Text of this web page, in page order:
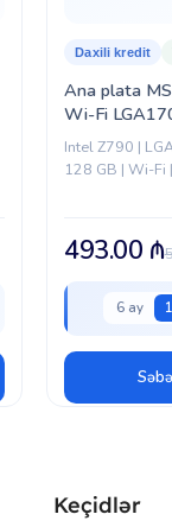
Ana plata
Wi-Fi
Pro)
Daxili kredit
Intel Z790 |
128 GB | Wi-Fi
493.00 ₼
6 ay
Keçidlər